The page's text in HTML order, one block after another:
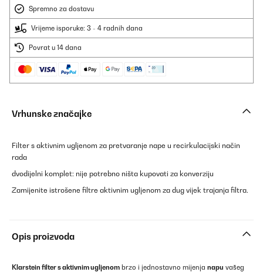
Spremno za dostavu
Vrijeme isporuke: 3 - 4 radnih dana
Povrat u 14 dana
Vrhunske značajke
Filter s aktivnim ugljenom za pretvaranje nape u recirkulacijski način
rada
dvodijelni komplet: nije potrebno ništa kupovati za konverziju
Zamijenite istrošene filtre aktivnim ugljenom za dug vijek trajanja filtra.
Opis proizvoda
Klarstein filter s aktivnim ugljenom brzo i jednostavno mijenja napu vašeg